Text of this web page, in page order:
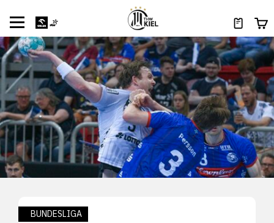
BUNDESLIGA